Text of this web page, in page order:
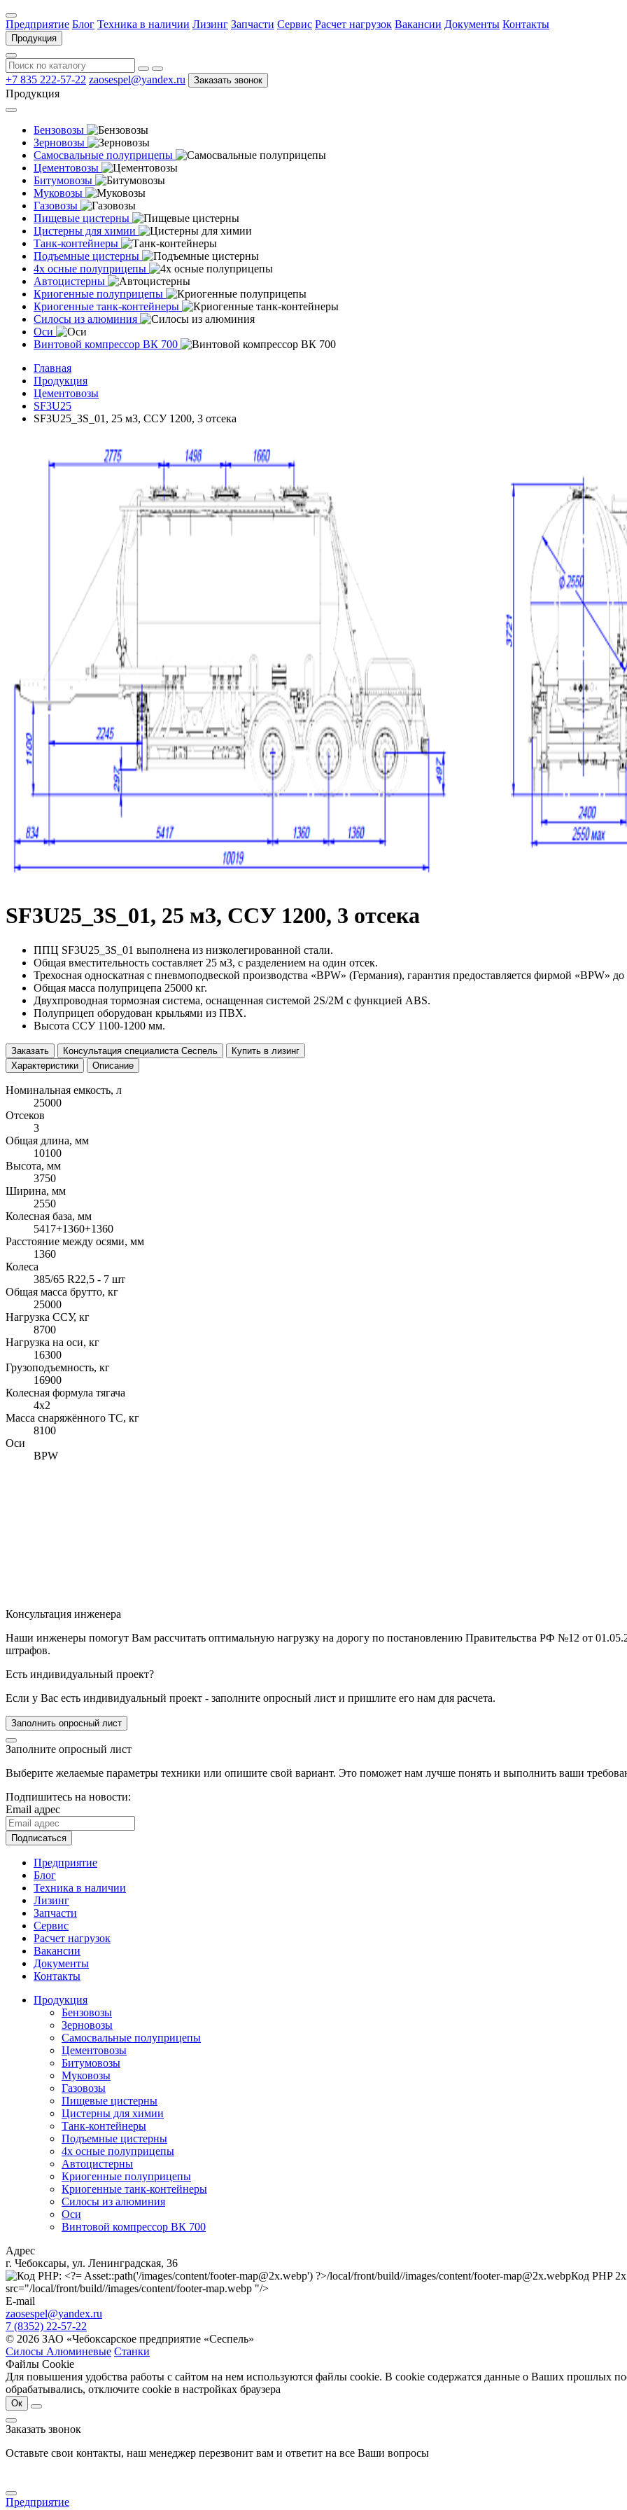
Предприятие Блог Техника в наличии Лизинг Запчасти Сервис Расчет нагрузок Вакансии Документы Контакты
Продукция
+7 835 222-57-22 zaosespel@yandex.ru Заказать звонок
Продукция
Бензовозы
Зерновозы
Самосвальные полуприцепы
Цементовозы
Битумовозы
Муковозы
Газовозы
Пищевые цистерны
Цистерны для химии
Танк-контейнеры
Подъемные цистерны
4х осные полуприцепы
Автоцистерны
Криогенные полуприцепы
Криогенные танк-контейнеры
Силосы из алюминия
Оси
Винтовой компрессор ВК 700
Главная
Продукция
Цементовозы
SF3U25
SF3U25_3S_01, 25 м3, ССУ 1200, 3 отсека
SF3U25_3S_01, 25 м3, ССУ 1200, 3 отсека
ППЦ SF3U25_3S_01 выполнена из низколегированной стали.
Общая вместительность составляет 25 м3, с разделением на один отсек.
Трехосная односкатная с пневмоподвеской производства «BPW» (Германия), гарантия предоставляется фирмой «BPW» до
Общая масса полуприцепа 25000 кг.
Двухпроводная тормозная система, оснащенная системой 2S/2M с функцией ABS.
Полуприцеп оборудован крыльями из ПВХ.
Высота ССУ 1100-1200 мм.
Заказать Консультация специалиста Сеспель
Купить в лизинг
Характеристики
Описание
Номинальная емкость, л
25000
Отсеков
3
Общая длина, мм
10100
Высота, мм
3750
Ширина, мм
2550
Колесная база, мм
5417+1360+1360
Расстояние между осями, мм
1360
Колеса
385/65 R22,5 - 7 шт
Общая масса брутто, кг
25000
Нагрузка ССУ, кг
8700
Нагрузка на оси, кг
16300
Грузоподъемность, кг
16900
Колесная формула тягача
4x2
Масса снаряжённого ТС, кг
8100
Оси
BPW
Консультация инженера
Наши инженеры помогут Вам рассчитать оптимальную нагрузку на дорогу по постановлению Правительства РФ №12 от
штрафов.
Есть индивидуальный проект?
Если у Вас есть индивидуальный проект - заполните опросный лист и пришлите его нам для расчета.
Заполнить опросный лист
Заполните опросный лист
Выберите желаемые параметры техники или опишите свой вариант. Это поможет нам лучше понять и выполнить ваши
Подпишитесь на новости:
Email адрес
Подписаться
Предприятие
Блог
Техника в наличии
Лизинг
Запчасти
Сервис
Расчет нагрузок
Вакансии
Документы
Контакты
Продукция
Бензовозы
Зерновозы
Самосвальные полуприцепы
Цементовозы
Битумовозы
Муковозы
Газовозы
Пищевые цистерны
Цистерны для химии
Танк-контейнеры
Подъемные цистерны
4х осные полуприцепы
Автоцистерны
Криогенные полуприцепы
Криогенные танк-контейнеры
Силосы из алюминия
Оси
Винтовой компрессор ВК 700
Адрес
г. Чебоксары, ул. Ленинградская, 36
/local/front/build//images/content/footer-map@2x.webpКод PHP
src="/local/front/build//images/content/footer-map.webp "/>
E-mail
zaosespel@yandex.ru
7 (8352) 22-57-22
© 2026 ЗАО «Чебоксарское предприятие «Сеспель»
Силосы Алюминевые Станки
Файлы Cookie
Для повышения удобства работы с сайтом на нем используются файлы cookie. В cookie содержатся данные о Ваших прошлых
обрабатывались, отключите cookie в настройках браузера
Ок
Заказать звонок
Оставьте свои контакты, наш менеджер перезвонит вам и ответит на все Ваши вопросы
Предприятие